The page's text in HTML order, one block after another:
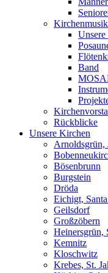
Kirchenmusik
Band
Rückblicke
Unsere Kirchen
Arnoldsgrün,
Bösenbrunn
Burgstein
Dröda
Eichigt,
Geilsdorf
Großzöbern
Heinersgrün,
Kemnitz
Kloschwitz
Krebes, St.